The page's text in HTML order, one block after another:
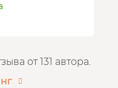
от 131 автора.